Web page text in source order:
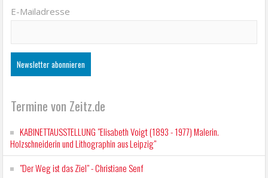
E-Mailadresse
Termine von Zeitz.de
KABINETTAUSSTELLUNG "Elisabeth Voigt (1893 - 1977) Malerin.
Holzschneiderin und Lithographin aus Leipzig"
"Der Weg ist das Ziel" - Christiane Senf